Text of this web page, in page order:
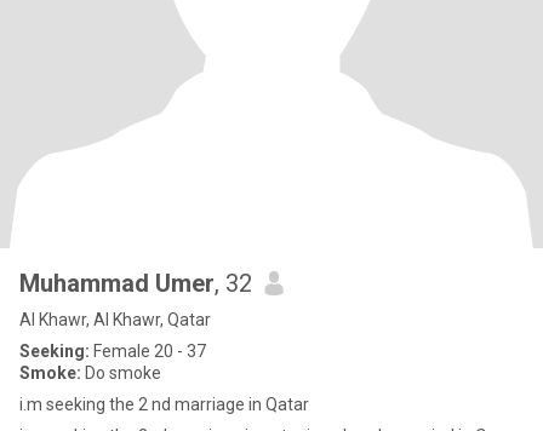
Muhammad Umer, 32
Al Khawr, Al Khawr, Qatar
Seeking: Female 20 - 37
Smoke: Do smoke
i.m seeking the 2 nd marriage in Qatar